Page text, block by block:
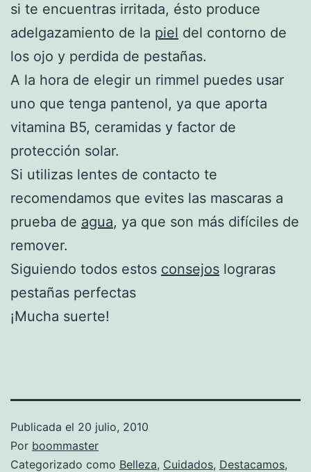
si te encuentras irritada, ésto produce
adelgazamiento de la piel del contorno de
los ojo y perdida de pestañas.
A la hora de elegir un rimmel puedes usar
uno que tenga pantenol, ya que aporta
vitamina B5, ceramidas y factor de
protección solar.
Si utilizas lentes de contacto te
recomendamos que evites las mascaras a
prueba de agua, ya que son más difíciles de
remover.
Siguiendo todos estos consejos lograras
pestañas perfectas
¡Mucha suerte!
Publicada el 20 julio, 2010
Por boommaster
Categorizado como Belleza, Cuidados, Destacamos,